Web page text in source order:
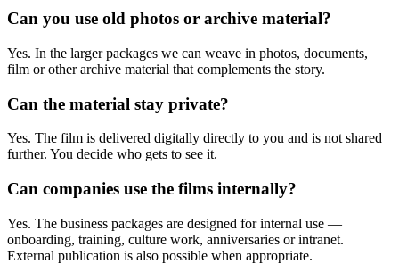
Can you use old photos or archive material?
Yes. In the larger packages we can weave in photos, documents,
film or other archive material that complements the story.
Can the material stay private?
Yes. The film is delivered digitally directly to you and is not shared
further. You decide who gets to see it.
Can companies use the films internally?
Yes. The business packages are designed for internal use —
onboarding, training, culture work, anniversaries or intranet.
External publication is also possible when appropriate.